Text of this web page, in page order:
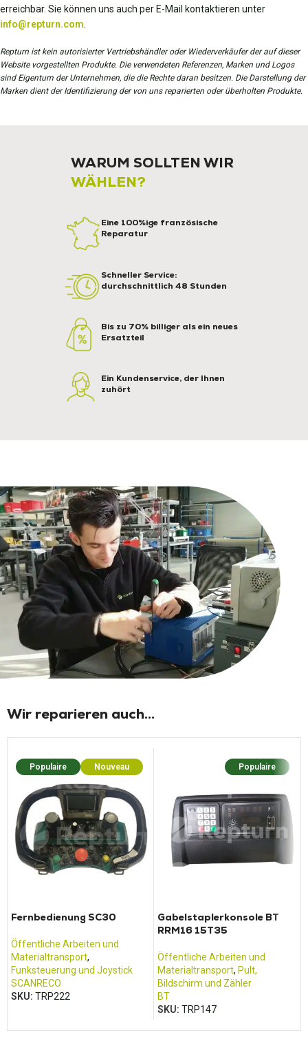
erreichbar. Sie können uns auch per E-Mail kontaktieren unter
info@repturn.com
Repturn ist kein autorisierter Vertriebshändler oder Wiederverkäufer der auf dieser
Website vorgestellten Produkte. Die verwendeten Referenzen, Marken und Logos
sind Eigentum der Unternehmen, die die Rechte daran besitzen. Die Darstellung der
Marken dient der Identifizierung der von uns reparierten oder überholten Produkte.
WARUM SOLLTEN WIR
WÄHLEN?
Eine 100%ige französische
Reparatur
Schneller Service:
durchschnittlich 48 Stunden
Bis zu 70% billiger als ein neues
Ersatzteil
Ein Kundenservice, der Ihnen
zuhört
Wir reparieren auch...
Populaire Nouveau
Fernbedienung SC30
Öffentliche Arbeiten und
Materialtransport,
Funksteuerung und Joystick
SCANRECO
SKU: TRP222
Populaire
Gabelstaplerkonsole BT
RRM16 15T35
Öffentliche Arbeiten und
Materialtransport, Pult,
Bildschirm und Zähler
BT
SKU: TRP147